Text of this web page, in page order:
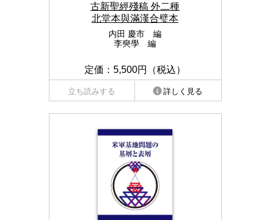
古新聖經殘稿 外二種
北堂本與滿漢合璧本
内田 慶市 編
李奭學 編
定価：5,500円（税込）
立ち読みする 詳しく見る